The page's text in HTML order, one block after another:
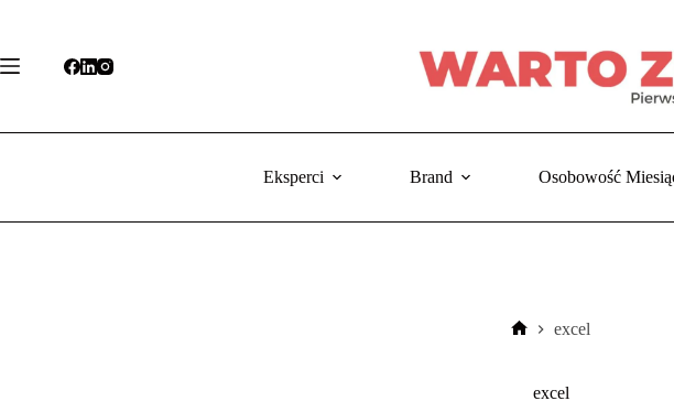
Eksperci Brand Osobowość
excel
excel